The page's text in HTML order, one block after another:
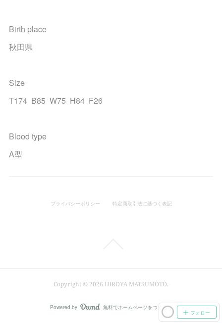
Birth place
秋田県
Size
T174 B85 W75 H84 F26
Blood type
A型
フォロー
プライバシーポリシー 特定商取引法に基づく表記
Copyright © 2026 HIROYA MATSUMOTO.
Powered by AmebaOwnd
無料でホームページをつくろう